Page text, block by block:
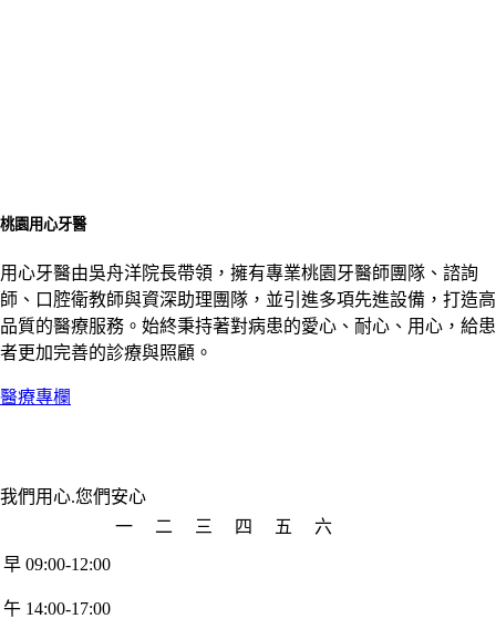
桃園用心牙醫
用心牙醫由吳舟洋院長帶領，擁有專業桃園牙醫師團隊、諮詢
師、口腔衛教師與資深助理團隊，並引進多項先進設備，打造高
品質的醫療服務。始終秉持著對病患的愛心、耐心、用心，給患
者更加完善的診療與照顧。
醫療專欄
我們用心.您們安心
一
二 三 四 五
六
早 09:00-12:00
午 14:00-17:00